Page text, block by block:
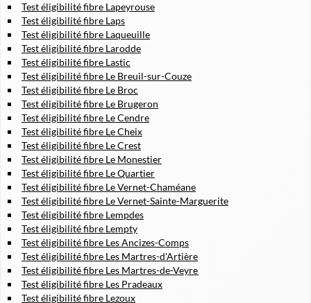
Test éligibilité fibre Lapeyrouse
Test éligibilité fibre Laps
Test éligibilité fibre Laqueuille
Test éligibilité fibre Larodde
Test éligibilité fibre Lastic
Test éligibilité fibre Le Breuil-sur-Couze
Test éligibilité fibre Le Broc
Test éligibilité fibre Le Brugeron
Test éligibilité fibre Le Cendre
Test éligibilité fibre Le Cheix
Test éligibilité fibre Le Crest
Test éligibilité fibre Le Monestier
Test éligibilité fibre Le Quartier
Test éligibilité fibre Le Vernet-Chaméane
Test éligibilité fibre Le Vernet-Sainte-Marguerite
Test éligibilité fibre Lempdes
Test éligibilité fibre Lempty
Test éligibilité fibre Les Ancizes-Comps
Test éligibilité fibre Les Martres-d'Artière
Test éligibilité fibre Les Martres-de-Veyre
Test éligibilité fibre Les Pradeaux
Test éligibilité fibre Lezoux